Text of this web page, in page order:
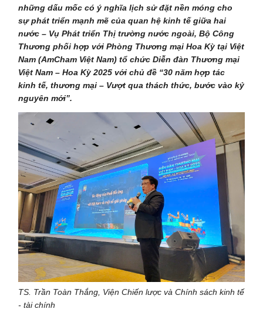
những dấu mốc có ý nghĩa lịch sử đặt nền móng cho
sự phát triển mạnh mẽ của quan hệ kinh tế giữa hai
nước – Vụ Phát triển Thị trường nước ngoài, Bộ Công
Thương phối hợp với Phòng Thương mại Hoa Kỳ tại Việt
Nam (AmCham Việt Nam) tổ chức Diễn đàn Thương mại
Việt Nam – Hoa Kỳ 2025 với chủ đề “30 năm hợp tác
kinh tế, thương mại – Vượt qua thách thức, bước vào kỷ
nguyên mới”.
TS. Trần Toàn Thắng, Viện Chiến lược và Chính sách kinh tế
- tài chính